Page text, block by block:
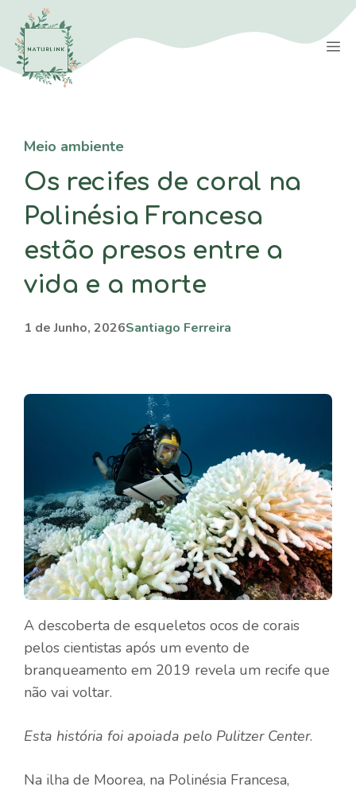
Saltar
para
conteúdo
Meio ambiente
Os recifes de coral na
Polinésia Francesa
estão presos entre a
vida e a morte
1 de Junho, 2026Santiago Ferreira
A descoberta de esqueletos ocos de corais
pelos cientistas após um evento de
branqueamento em 2019 revela um recife que
não vai voltar.
Esta história foi apoiada pelo Pulitzer Center.
Na ilha de Moorea, na Polinésia Francesa,